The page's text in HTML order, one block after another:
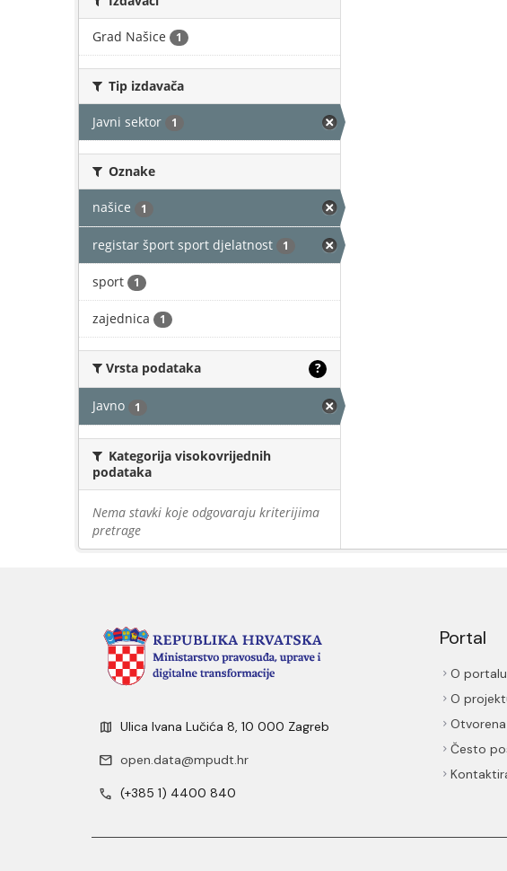
Grad Našice 1
Tip izdavača
Javni sektor 1
Oznake
našice 1
registar šport sport djelatnost 1
sport 1
zajednica 1
Vrsta podataka ?
Javno 1
Kategorija visokovrijednih
podataka
Nema stavki koje odgovaraju kriterijima
pretrage